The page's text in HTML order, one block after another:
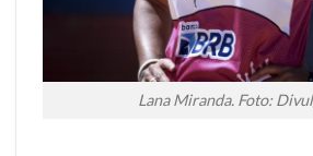
Lana Miranda. Foto: